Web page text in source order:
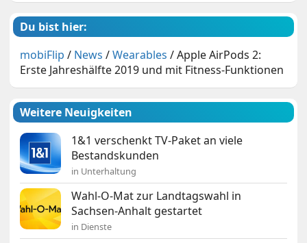
Du bist hier:
mobiFlip / News /Wearables /Apple AirPods 2:
Erste Jahreshälfte 2019 und mit Fitness-Funktionen
Weitere Neuigkeiten
1&1 verschenkt TV-Paket an viele
Bestandskunden
in Unterhaltung
Wahl-O-Mat zur Landtagswahl in
Sachsen-Anhalt gestartet
in Dienste